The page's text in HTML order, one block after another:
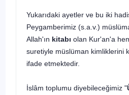
Yukarıdaki ayetler ve bu iki
Peygamberimiz (s.a.v.)
Allah'ın kitabı olan Kur'an'a
suretiyle müslüman kimliklerini
ifade etmektedir.
İslâm toplumu diyebileceğimiz "